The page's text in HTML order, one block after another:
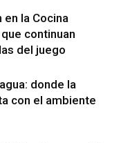
en la Cocina
continuan
del juego
donde la
con el ambiente